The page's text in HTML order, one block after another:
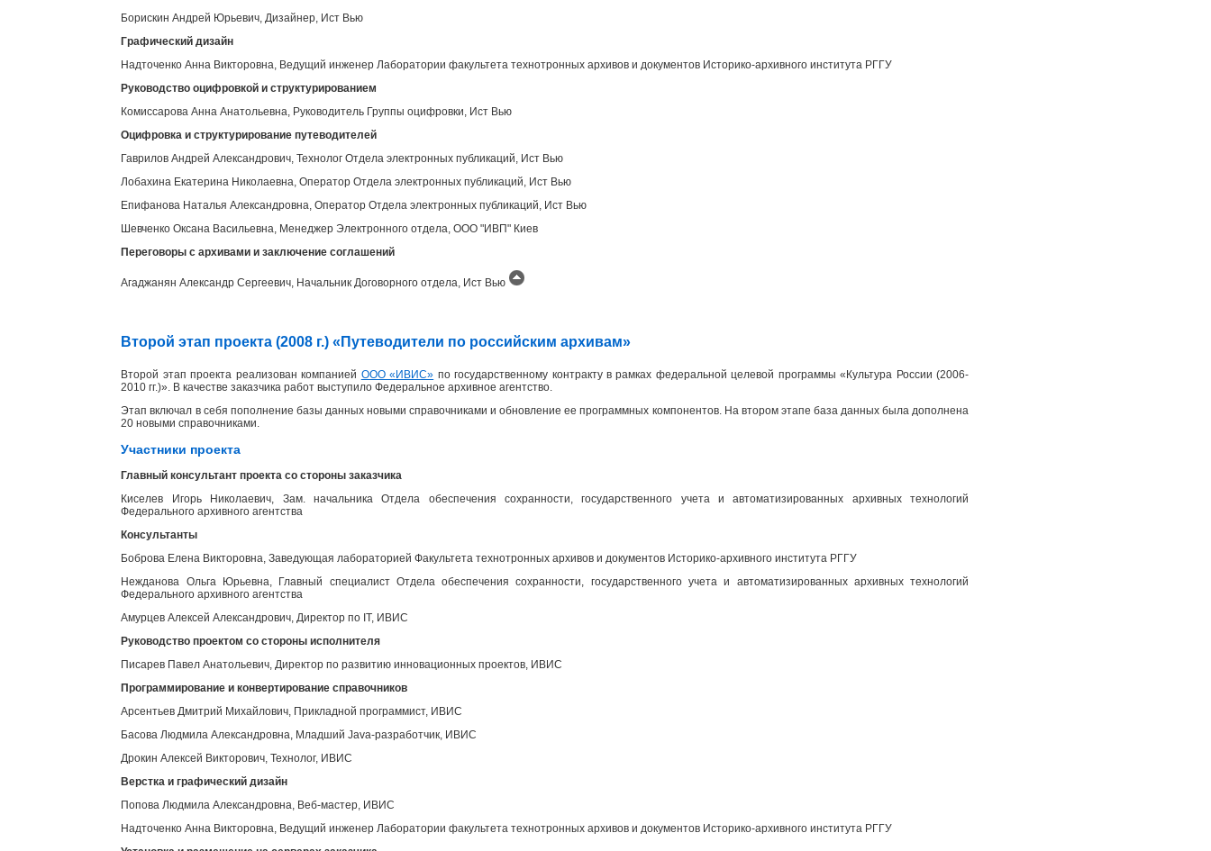
Борискин Андрей Юрьевич, Дизайнер, Ист Вью
Графический дизайн
Надточенко Анна Викторовна, Ведущий инженер Лаборатории факультета технотронных архивов и документов Историко-архивного института РГГУ
Руководство оцифровкой и структурированием
Комиссарова Анна Анатольевна, Руководитель Группы оцифровки, Ист Вью
Оцифровка и структурирование путеводителей
Гаврилов Андрей Александрович, Технолог Отдела электронных публикаций, Ист Вью
Лобахина Екатерина Николаевна, Оператор Отдела электронных публикаций, Ист Вью
Епифанова Наталья Александровна, Оператор Отдела электронных публикаций, Ист Вью
Шевченко Оксана Васильевна, Менеджер Электронного отдела, OOO "ИВП" Киев
Переговоры с архивами и заключение соглашений
Агаджанян Александр Сергеевич, Начальник Договорного отдела, Ист Вью
Второй этап проекта (2008 г.) «Путеводители по российским архивам»
Второй этап проекта реализован компанией ООО «ИВИС» по государственному контракту в рамках федеральной целевой программы «Культура России (2006-
2010 гг.)». В качестве заказчика работ выступило Федеральное архивное агентство.
Этап включал в себя пополнение базы данных новыми справочниками и обновление ее программных компонентов. На втором этапе база данных была дополнена
20 новыми справочниками.
Участники проекта
Главный консультант проекта со стороны заказчика
Киселев Игорь Николаевич, Зам. начальника Отдела обеспечения сохранности, государственного учета и автоматизированных архивных технологий
Федерального архивного агентства
Консультанты
Боброва Елена Викторовна, Заведующая лабораторией Факультета технотронных архивов и документов Историко-архивного института РГГУ
Нежданова Ольга Юрьевна, Главный специалист Отдела обеспечения сохранности, государственного учета и автоматизированных архивных технологий
Федерального архивного агентства
Амурцев Алексей Александрович, Директор по IT, ИВИС
Руководство проектом со стороны исполнителя
Писарев Павел Анатольевич, Директор по развитию инновационных проектов, ИВИС
Программирование и конвертирование справочников
Арсентьев Дмитрий Михайлович, Прикладной программист, ИВИС
Басова Людмила Александровна, Младший Java-разработчик, ИВИС
Дрокин Алексей Викторович, Технолог, ИВИС
Верстка и графический дизайн
Попова Людмила Александровна, Веб-мастер, ИВИС
Надточенко Анна Викторовна, Ведущий инженер Лаборатории факультета технотронных архивов и документов Историко-архивного института РГГУ